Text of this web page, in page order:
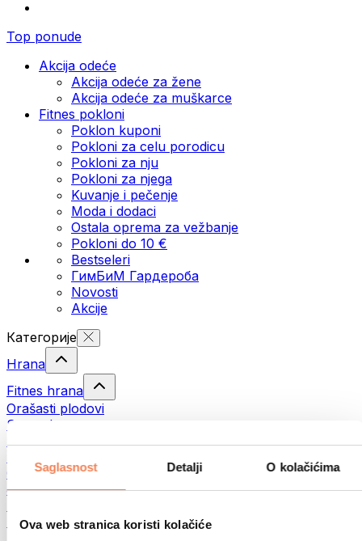
Saglasnost Detalji O kolačićima
Ova web stranica koristi kolačiće
Top ponude
Akcija odeće
Akcija odeće za žene
Akcija odeće za muškarce
Fitnes pokloni
Poklon kuponi
Pokloni za celu porodicu
Pokloni za nju
Pokloni za njega
Kuvanje i pečenje
Moda i dodaci
Ostala oprema za vežbanje
Pokloni do 10 €
Bestseleri
ГимБиМ Гардeробa
Novosti
Akcije
Категорије
Hrana
Fitnes hrana
Orašasti plodovi
Semenke
Namazi i paste
Gotova jela
Јаја
Meso